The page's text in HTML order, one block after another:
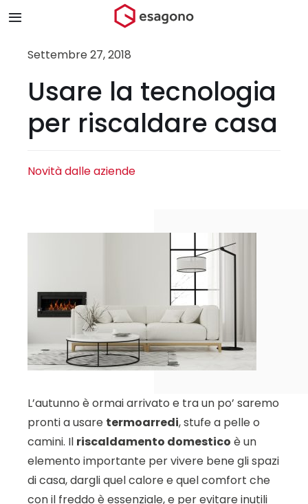
contenuto
Toggle
Navigation
Chi siamo
Settembre 27, 2018
Usare la tecnologia
per riscaldare casa
Novità dalle aziende
L’autunno è ormai arrivato e tra un po’ saremo
pronti a usare termoarredi, stufe a pelle o
camini. Il riscaldamento domestico è un
elemento importante per vivere bene gli spazi
di casa, dargli quel calore e quel comfort che
con il freddo è essenziale, e per evitare inutili